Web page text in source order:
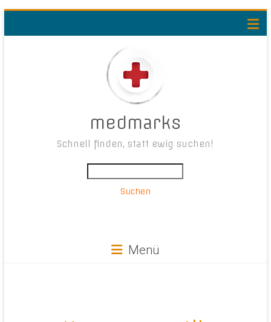
medmarks
Schnell finden, statt ewig suchen!
Suchen
Menü